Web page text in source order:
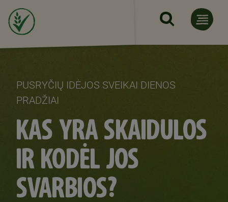
Pereiti į pagrindinį turinį
PUSRYČIŲ IDĖJOS SVEIKAI DIENOS
PRADŽIAI
KAS YRA SKAIDULOS
IR KODĖL JOS
SVARBIOS?